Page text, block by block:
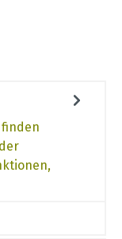
finden